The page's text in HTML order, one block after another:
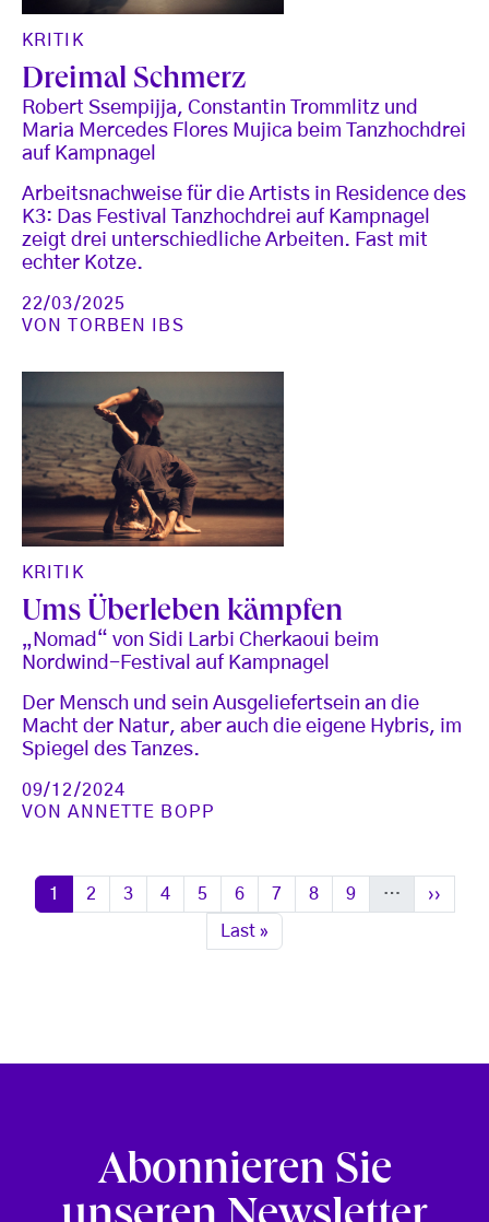
KRITIK
Dreimal Schmerz
Robert Ssempijja, Constantin Trommlitz und
Maria Mercedes Flores Mujica beim Tanzhochdrei
auf Kampnagel
Arbeitsnachweise für die Artists in Residence des
K3: Das Festival Tanzhochdrei auf Kampnagel
zeigt drei unterschiedliche Arbeiten. Fast mit
echter Kotze.
22/03/2025
VON
TORBEN IBS
KRITIK
Ums Überleben kämpfen
„Nomad“ von Sidi Larbi Cherkaoui beim
Nordwind-Festival auf Kampnagel
Der Mensch und sein Ausgeliefertsein an die
Macht der Natur, aber auch die eigene Hybris, im
Spiegel des Tanzes.
09/12/2024
VONANNETTE BOPP
Seitennummerierung
Seite
1 Seite
2 Seite
3 Seite
4 Seite
5 Seite
6 Seite
7 Seite
8 Seite
9 … ››
Letzte Seite
Last »
Abonnieren Sie